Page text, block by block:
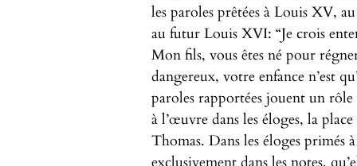
les paroles prêtées à Louis XV,
au futur Louis XVI: “Je crois
Mon fils, vous êtes né pour
dangereux, votre enfance n’est
paroles rapportées jouent un rôle
à l’œuvre dans les éloges, la
Thomas. Dans les éloges primés